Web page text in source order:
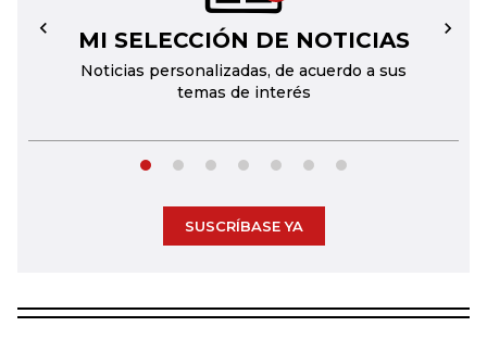
MI SELECCIÓN DE NOTICIAS
Noticias personalizadas, de acuerdo a sus
temas de interés
← →
SUSCRÍBASE YA